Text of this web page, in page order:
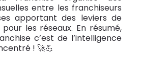
entre les franchiseurs
apportant des leviers de
les réseaux. En résumé,
c’est de l’intelligence
! 🚀💪